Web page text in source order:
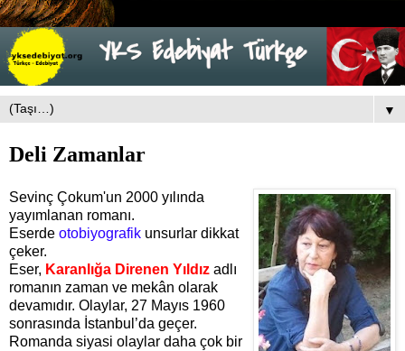
▼
Deli Zamanlar
Sevinç Çokum'un 2000 yılında
yayımlanan romanı.
Eserde otobiyografik unsurlar dikkat
çeker.
Eser, Karanlığa Direnen Yıldız adlı
romanın zaman ve mekân olarak
devamıdır. Olaylar, 27 Mayıs 1960
sonrasında İstanbul’da geçer.
Romanda siyasi olaylar daha çok bir